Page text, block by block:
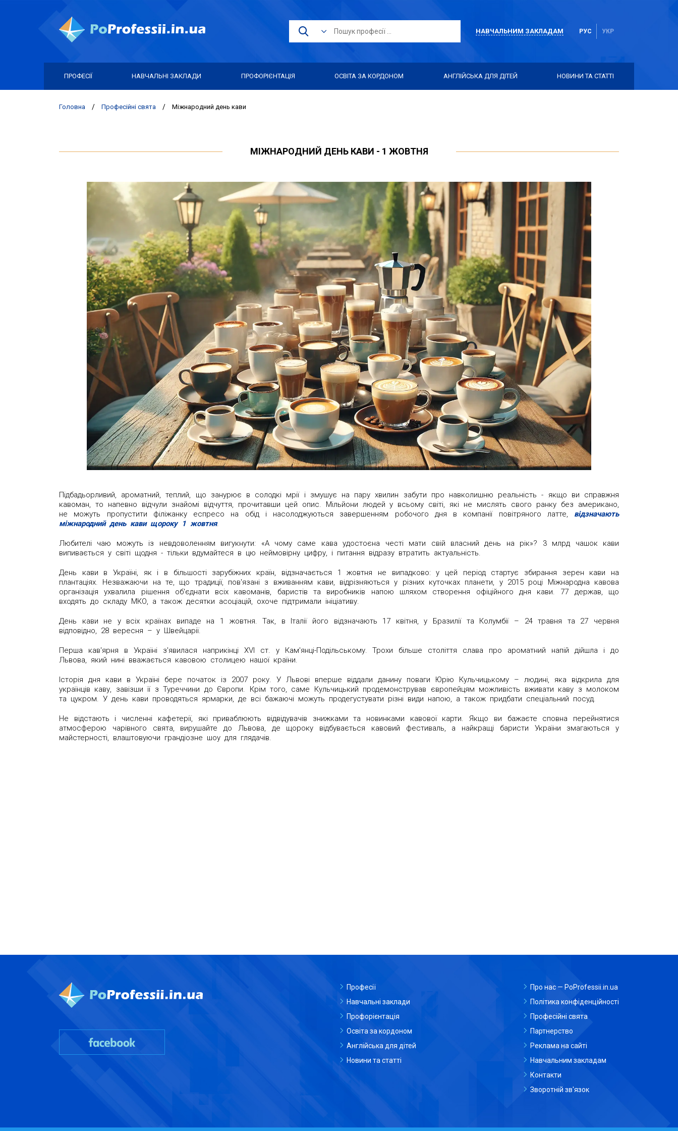
НАВЧАЛЬНИМ ЗАКЛАДАМ РУС УКР
ПРОФЕСІЇ НАВЧАЛЬНІ ЗАКЛАДИ ПРОФОРІЄНТАЦІЯ ОСВІТА ЗА КОРДОНОМ АНГЛІЙСЬКА ДЛЯ ДІТЕЙ НОВИНИ ТА СТАТТІ
Головна / Професійні свята / Міжнародний день кави
МІЖНАРОДНИЙ ДЕНЬ КАВИ - 1 ЖОВТНЯ
Підбадьорливий, ароматний, теплий, що занурює в солодкі мрії і змушує на пару хвилин забути про навколишню реальність - якщо ви справжня
кавоман, то напевно відчули знайомі відчуття, прочитавши цей опис. Мільйони людей у ​​всьому світі, які не мислять свого ранку без американо,
не можуть пропустити філіжанку еспресо на обід і насолоджуються завершенням робочого дня в компанії повітряного латте, відзначають
міжнародний день кави щороку 1 жовтня.
Любителі чаю можуть із невдоволенням вигукнути: «А чому саме кава удостоєна честі мати свій власний день на рік»? 3 млрд чашок кави
випивається у світі щодня - тільки вдумайтеся в цю неймовірну цифру, і питання відразу втратить актуальність.
День кави в Україні, як і в більшості зарубіжних країн, відзначається 1 жовтня не випадково: у цей період стартує збирання зерен кави на
плантаціях. Незважаючи на те, що традиції, пов'язані з вживанням кави, відрізняються у різних куточках планети, у 2015 році Міжнародна кавова
організація ухвалила рішення об'єднати всіх кавоманів, баристів та виробників напою шляхом створення офіційного дня кави. 77 держав, що
входять до складу МКО, а також десятки асоціацій, охоче підтримали ініціативу.
День кави не у всіх країнах випаде на 1 жовтня. Так, в Італії його відзначають 17 квітня, у Бразилії та Колумбії – 24 травня та 27 червня
відповідно, 28 вересня – у Швейцарії.
Перша кав'ярня в Україні з'явилася наприкінці XVI ст. у Кам'янці-Подільському. Трохи більше століття слава про ароматний напій дійшла і до
Львова, який нині вважається кавовою столицею нашої країни.
Історія дня кави в Україні бере початок із 2007 року. У Львові вперше віддали данину поваги Юрію Кульчицькому – людині, яка відкрила для
українців каву, завізши її з Туреччини до Європи. Крім того, саме Кульчицький продемонстрував європейцям можливість вживати каву з молоком
та цукром. У день кави проводяться ярмарки, де всі бажаючі можуть продегустувати різні види напою, а також придбати спеціальний посуд.
Не відстають і численні кафетерії, які приваблюють відвідувачів знижками та новинками кавової карти. Якщо ви бажаєте сповна перейнятися
атмосферою чарівного свята, вирушайте до Львова, де щороку відбувається кавовий фестиваль, а найкращі баристи України змагаються у
майстерності, влаштовуючи грандіозне шоу для глядачів.
Професії
Навчальні заклади
Профорієнтація
Освіта за кордоном
Англійська для дітей
Новини та статті
Про нас — PoProfessii.in.ua
Політика конфіденційності
Професійні свята
Партнерство
Реклама на сайті
Навчальним закладам
Контакти
Зворотній зв'язок